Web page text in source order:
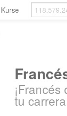
Kurse
tu